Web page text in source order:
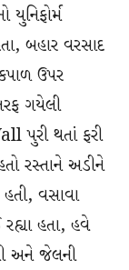
બહાર વરસાદ
ઉપર
ગયેલી
પુરી થતાં ફરી
રસ્તાને અડીને
વસાવા
હતા, હવે
અને જેલની